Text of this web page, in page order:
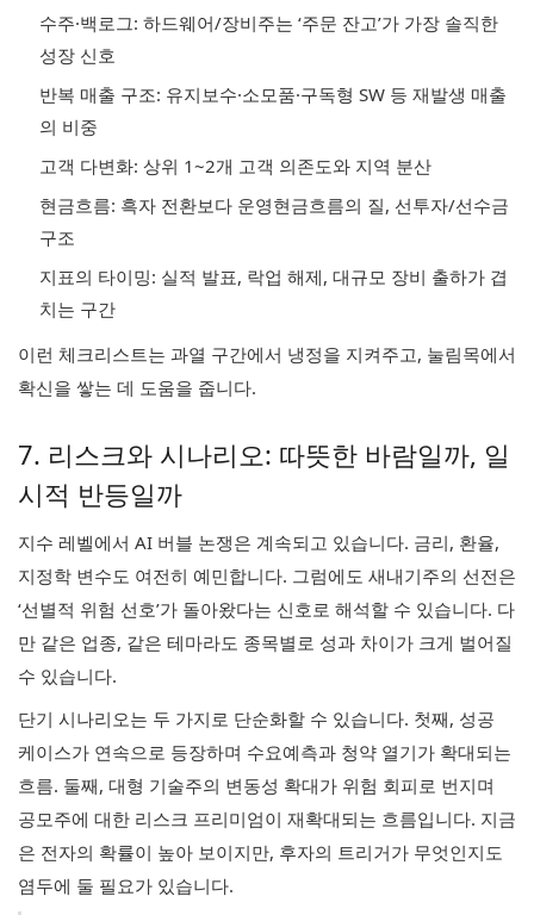
수주·백로그: 하드웨어/장비주는 ‘주문 잔고’가 가장 솔직한
성장 신호
반복 매출 구조: 유지보수·소모품·구독형 SW 등 재발생 매출
의 비중
고객 다변화: 상위 1~2개 고객 의존도와 지역 분산
현금흐름: 흑자 전환보다 운영현금흐름의 질, 선투자/선수금
구조
지표의 타이밍: 실적 발표, 락업 해제, 대규모 장비 출하가 겹
치는 구간
이런 체크리스트는 과열 구간에서 냉정을 지켜주고, 눌림목에서
확신을 쌓는 데 도움을 줍니다.
7. 리스크와 시나리오: 따뜻한 바람일까, 일
시적 반등일까
지수 레벨에서 AI 버블 논쟁은 계속되고 있습니다. 금리, 환율,
지정학 변수도 여전히 예민합니다. 그럼에도 새내기주의 선전은
‘선별적 위험 선호’가 돌아왔다는 신호로 해석할 수 있습니다. 다
만 같은 업종, 같은 테마라도 종목별로 성과 차이가 크게 벌어질
수 있습니다.
단기 시나리오는 두 가지로 단순화할 수 있습니다. 첫째, 성공
케이스가 연속으로 등장하며 수요예측과 청약 열기가 확대되는
흐름. 둘째, 대형 기술주의 변동성 확대가 위험 회피로 번지며
공모주에 대한 리스크 프리미엄이 재확대되는 흐름입니다. 지금
은 전자의 확률이 높아 보이지만, 후자의 트리거가 무엇인지도
염두에 둘 필요가 있습니다.